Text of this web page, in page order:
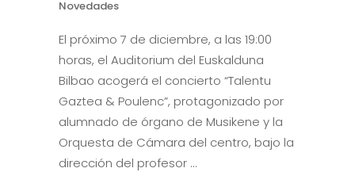
Novedades
El próximo 7 de diciembre, a las 19:00
horas, el Auditorium del Euskalduna
Bilbao acogerá el concierto “Talentu
Gaztea & Poulenc”, protagonizado por
alumnado de órgano de Musikene y la
Orquesta de Cámara del centro, bajo la
dirección del profesor